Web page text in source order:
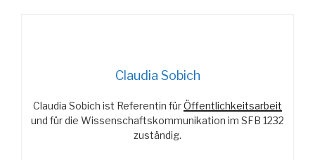
Claudia Sobich
Claudia Sobich ist Referentin fürÖffentlichkeitsarbeit
und für die Wissenschaftskommunikation im SFB 1232
zuständig.